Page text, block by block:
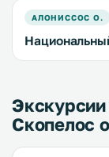
АЛОНИССОС О.
Экскурсии
Скопелос